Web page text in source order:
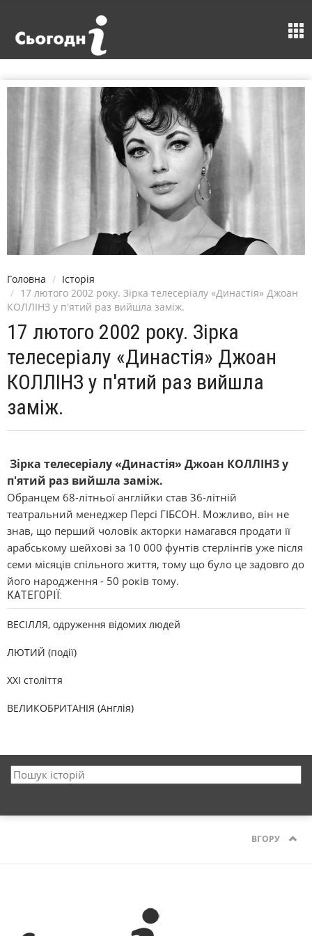
Головна
Історія
17 лютого 2002 року. Зірка телесеріалу «Династія» Джоан
КОЛЛІНЗ у п'ятий раз вийшла заміж.
17 лютого 2002 року. Зірка
телесеріалу «Династія» Джоан
КОЛЛІНЗ у п'ятий раз вийшла
заміж.
Зірка телесеріалу «Династія» Джоан КОЛЛІНЗ у
п'ятий раз вийшла заміж.
Обранцем 68-літньої англійки став 36-літній
театральний менеджер Персі ГІБСОН. Можливо, він не
знав, що перший чоловік акторки намагався продати її
арабському шейхові за 10 000 фунтів стерлінгів уже після
семи місяців спільного життя, тому що було це задовго до
його народження - 50 років тому.
КАТЕГОРІЇ:
ВЕСІЛЛЯ, одруження відомих людей
ЛЮТИЙ (події)
XXI століття
ВЕЛИКОБРИТАНІЯ (Англія)
ВГОРУ